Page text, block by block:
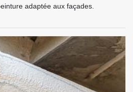
adaptée aux façades.